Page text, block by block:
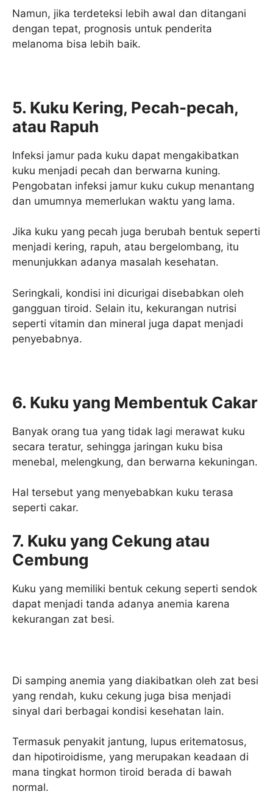
Namun, jika terdeteksi lebih awal dan ditangani
dengan tepat, prognosis untuk penderita
melanoma bisa lebih baik.
5. Kuku Kering, Pecah-pecah,
atau Rapuh
Infeksi jamur pada kuku dapat mengakibatkan
kuku menjadi pecah dan berwarna kuning.
Pengobatan infeksi jamur kuku cukup menantang
dan umumnya memerlukan waktu yang lama.
Jika kuku yang pecah juga berubah bentuk seperti
menjadi kering, rapuh, atau bergelombang, itu
menunjukkan adanya masalah kesehatan.
Seringkali, kondisi ini dicurigai disebabkan oleh
gangguan tiroid. Selain itu, kekurangan nutrisi
seperti vitamin dan mineral juga dapat menjadi
penyebabnya.
6. Kuku yang Membentuk Cakar
Banyak orang tua yang tidak lagi merawat kuku
secara teratur, sehingga jaringan kuku bisa
menebal, melengkung, dan berwarna kekuningan.
Hal tersebut yang menyebabkan kuku terasa
seperti cakar.
7. Kuku yang Cekung atau
Cembung
Kuku yang memiliki bentuk cekung seperti sendok
dapat menjadi tanda adanya anemia karena
kekurangan zat besi.
Di samping anemia yang diakibatkan oleh zat besi
yang rendah, kuku cekung juga bisa menjadi
sinyal dari berbagai kondisi kesehatan lain.
Termasuk penyakit jantung, lupus eritematosus,
dan hipotiroidisme, yang merupakan keadaan di
mana tingkat hormon tiroid berada di bawah
normal.